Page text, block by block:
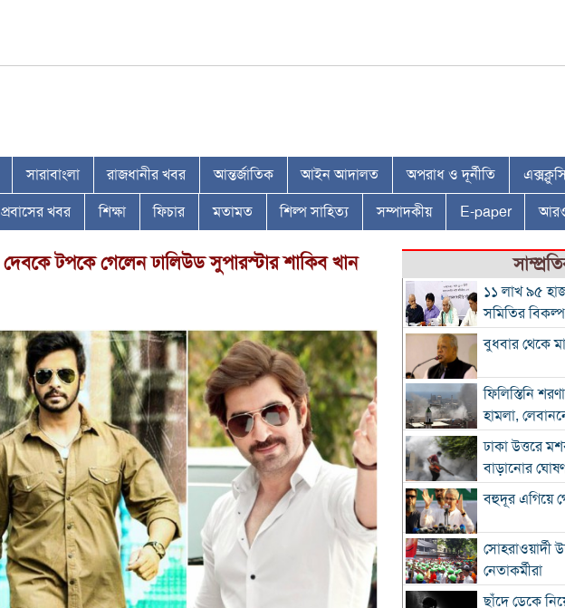
সারাবাংলা রাজধানীর খবর আন্তর্জাতিক আইন আদালত অপরাধ ও দূর্নীতি
প্রবাসের খবর শিক্ষা ফিচার মতামত শিল্প সাহিত্য সম্পাদকীয় E-paper
টপকে গেলেন ঢালিউড সুপারস্টার শাকিব খান
১১ লাখ ৯৫
সমিতির
বুধবার থেকে
ফিলিস্তিনি
হামলা,
ঢাকা উত্তরে
বাড়ানোর
বহুদূর এগিয়ে
সোহরাওয়ার্দী
নেতাকর্মীরা
ছাঁদে ডেকে